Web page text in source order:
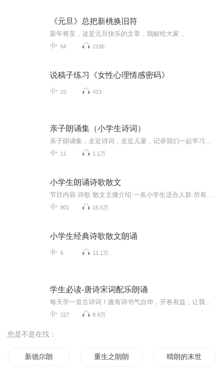
《元旦》总把新桃换旧符
新年将至，这是元旦快乐的文章，我献给大家，
64 2196
说稿子练习《女性心理情感密码》
10 413
亲子朗诵集（小学生诗词）
11 1.1万
小学生朗诵诗歌散文
901 16.5万
小学生经典诗歌散文朗诵
6 11.1万
学生必读-唐诗宋词配乐朗诵
227 8.4万
您是不是在找：
新德尔朗 重生之朗朗星空 晴朗的末世